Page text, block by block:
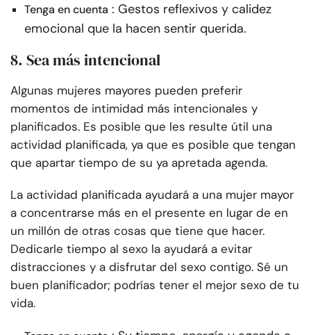
Tenga en cuenta : Gestos reflexivos y calidez
emocional que la hacen sentir querida.
8. Sea más intencional
Algunas mujeres mayores pueden preferir
momentos de intimidad más intencionales y
planificados. Es posible que les resulte útil una
actividad planificada, ya que es posible que tengan
que apartar tiempo de su ya apretada agenda.
La actividad planificada ayudará a una mujer mayor
a concentrarse más en el presente en lugar de en
un millón de otras cosas que tiene que hacer.
Dedicarle tiempo al sexo la ayudará a evitar
distracciones y a disfrutar del sexo contigo. Sé un
buen planificador; podrías tener el mejor sexo de tu
vida.